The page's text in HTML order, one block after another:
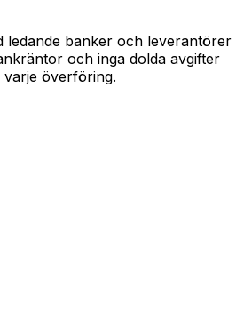
ledande banker och leverantörer
och inga dolda avgifter
överföring.